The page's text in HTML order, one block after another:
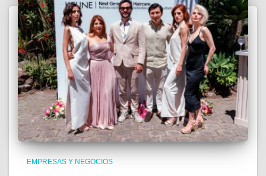
EMPRESAS Y NEGOCIOS